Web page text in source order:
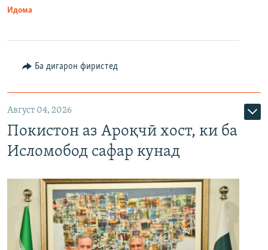
Идома
Ба дигарон фиристед
Август 04, 2026
Покистон аз Ароқчӣ хост, ки ба
Исломобод сафар кунад